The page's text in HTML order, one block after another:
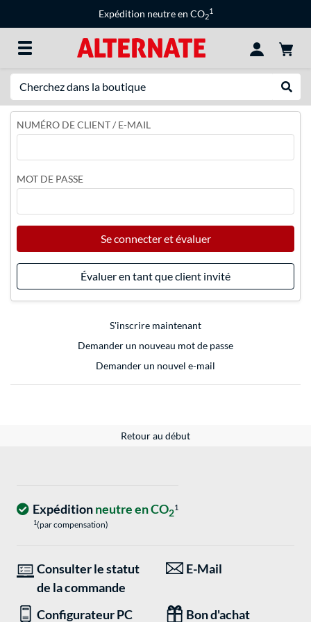
Expédition neutre en CO2
1
NUMÉRO DE CLIENT / E-MAIL
MOT DE PASSE
Se connecter et évaluer
Évaluer en tant que client invité
S'inscrire maintenant
Demander un nouveau mot de passe
Demander un nouvel e-mail
Retour au début
Expéditionneutre en CO21
1(par compensation)
Consulter le statut
de la commande
E-Mail
Configurateur PC Bon d'achat